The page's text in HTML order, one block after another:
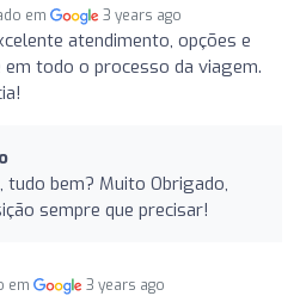
em 3 years ago
atendimento, opções e
todo o processo da viagem.
tudo bem? Muito Obrigado,
sempre que precisar!
em 3 years ago